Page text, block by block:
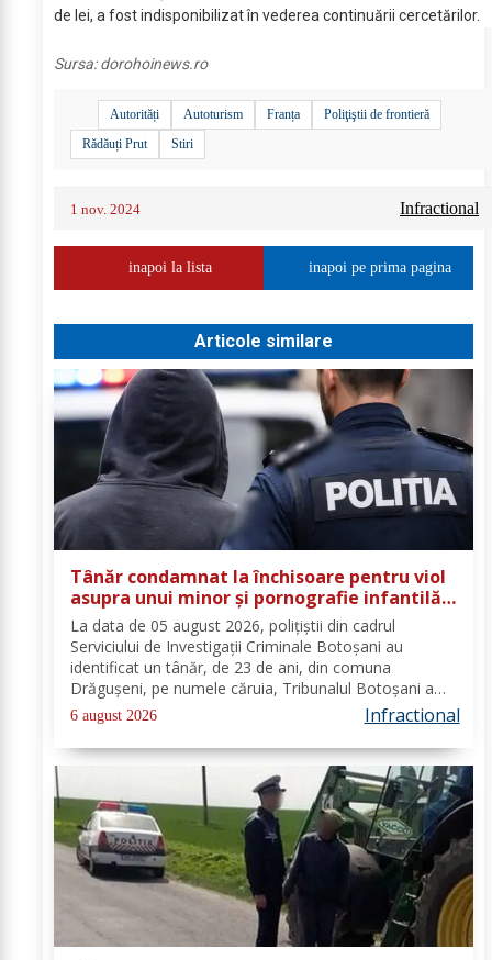
de lei, a fost indisponibilizat în vederea continuării cercetărilor.
Sursa:dorohoinews.ro
Autorități Autoturism Franța
Poliţiştii de frontieră
Rădăuți Prut
Stiri
1 nov. 2024 Infractional
inapoi la lista inapoi pe prima pagina
Articole similare
Tânăr condamnat la închisoare pentru viol
asupra unui minor și pornografie infantilă,
identificat de polițiști
La data de 05 august 2026, polițiștii din cadrul
Serviciului de Investigații Criminale Botoșani au
identificat un tânăr, de 23 de ani, din comuna
Drăgușeni, pe numele căruia, Tribunalul Botoșani a
emis un mandat de executare a pedepsei cu
închisoarea. Tânărul a fost condamnat la 4 ani și 5 luni
de...
6 august 2026 Infractional